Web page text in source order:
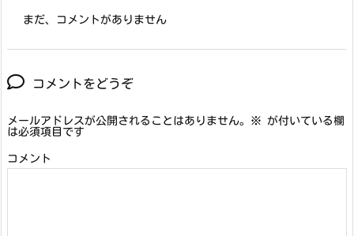
まだ、コメントがありません
コメントをどうぞ
メールアドレスが公開されることはありません。 ※ が付いている欄
は必須項目です
コメント